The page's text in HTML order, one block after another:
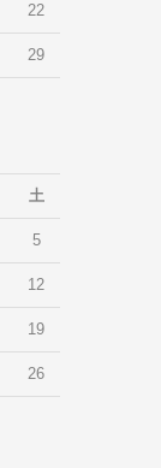
22
29
土
5
12
19
26